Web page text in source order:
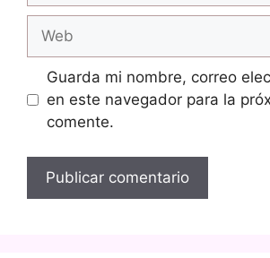
Web
Guarda mi nombre, correo
en este navegador para la
comente.